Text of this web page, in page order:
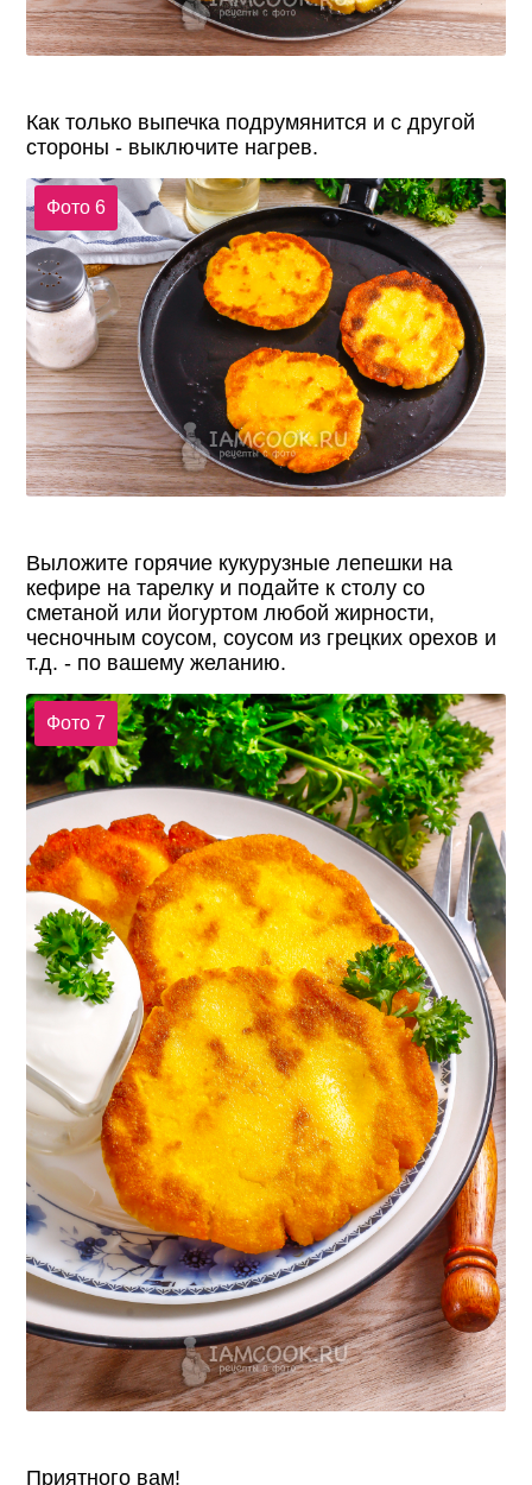
Как только выпечка подрумянится и с другой
стороны - выключите нагрев.
Фото 6
Выложите горячие кукурузные лепешки на
кефире на тарелку и подайте к столу со
сметаной или йогуртом любой жирности,
чесночным соусом, соусом из грецких орехов и
т.д. - по вашему желанию.
Фото 7
Приятного вам!